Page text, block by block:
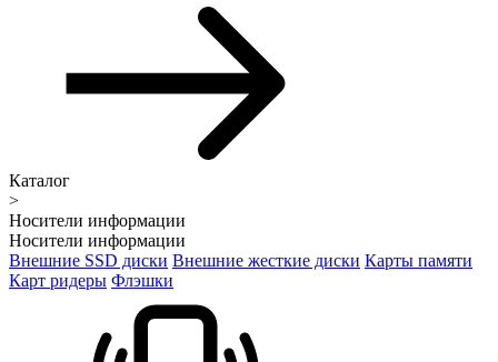
Каталог
>
Носители информации
Носители информации
Внешние SSD диски Внешние жесткие диски Карты памяти
Карт ридеры Флэшки